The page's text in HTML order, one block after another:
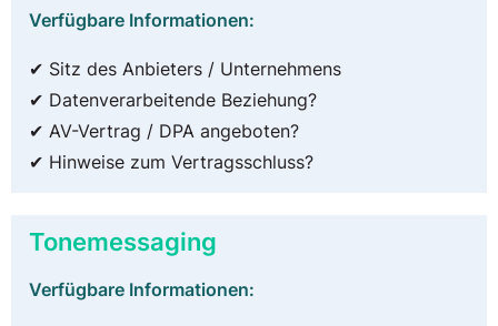
Verfügbare Informationen:
✔ Sitz des Anbieters / Unternehmens
✔ Datenverarbeitende Beziehung?
✔ AV-Vertrag / DPA angeboten?
✔ Hinweise zum Vertragsschluss?
Tonemessaging
Verfügbare Informationen: